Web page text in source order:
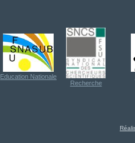
Education Nationale
Recherche